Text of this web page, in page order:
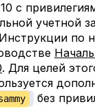
с
учетной
по
. Для целей
без